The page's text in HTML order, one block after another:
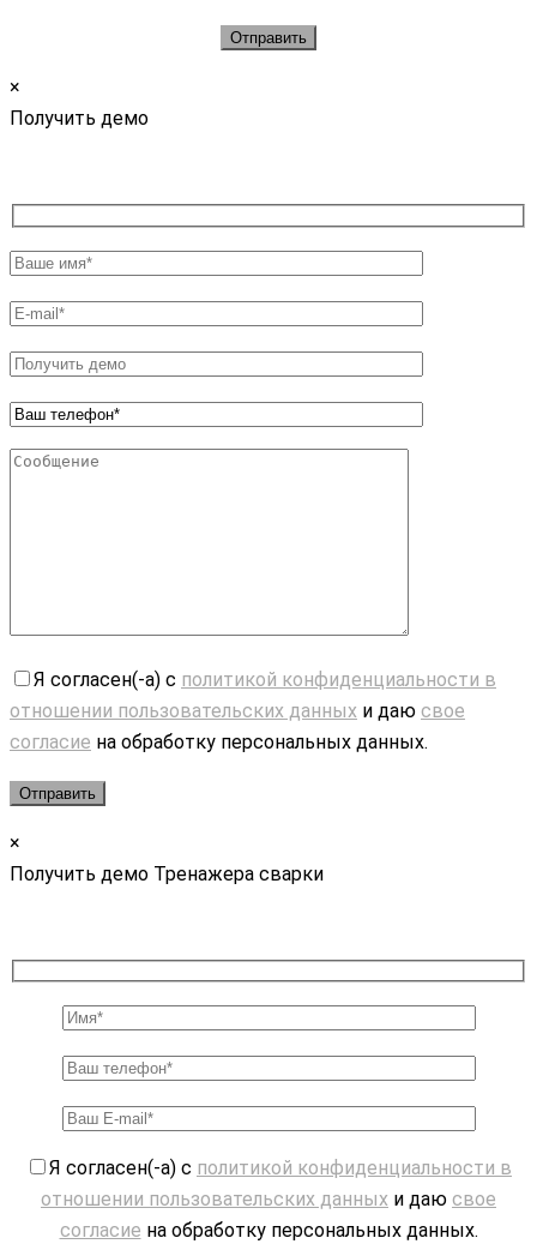
×
Получить демо
Я согласен(-а) с политикой конфиденциальности в
отношении пользовательских данных и даю свое
согласие на обработку персональных данных.
×
Получить демо Тренажера сварки
Я согласен(-а) с политикой конфиденциальности в
отношении пользовательских данных и даю свое
согласие на обработку персональных данных.